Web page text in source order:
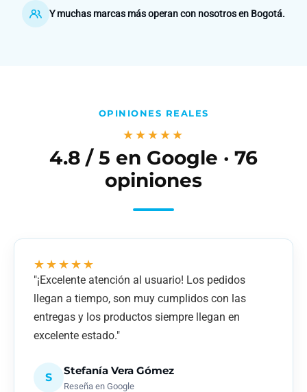
Y muchas marcas más operan con nosotros en Bogotá.
OPINIONES REALES
★★★★★
4.8 / 5 en Google · 76
opiniones
★★★★★
"¡Excelente atención al usuario! Los pedidos
llegan a tiempo, son muy cumplidos con las
entregas y los productos siempre llegan en
excelente estado."
S
Stefanía Vera Gómez
Reseña en Google